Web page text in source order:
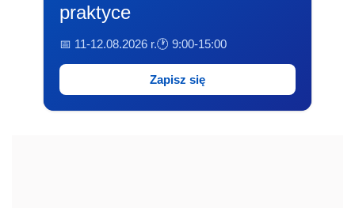
praktyce
📅 11-12.08.2026 r.🕐 9:00-15:00
Zapisz się